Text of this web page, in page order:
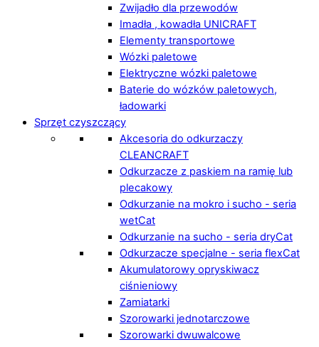
Zwijadło dla przewodów
Imadła , kowadła UNICRAFT
Elementy transportowe
Wózki paletowe
Elektryczne wózki paletowe
Baterie do wózków paletowych,
ładowarki
Sprzęt czyszczący
Akcesoria do odkurzaczy
CLEANCRAFT
Odkurzacze z paskiem na ramię lub
plecakowy
Odkurzanie na mokro i sucho - seria
wetCat
Odkurzanie na sucho - seria dryCat
Odkurzacze specjalne - seria flexCat
Akumulatorowy opryskiwacz
ciśnieniowy
Zamiatarki
Szorowarki jednotarczowe
Szorowarki dwuwalcowe